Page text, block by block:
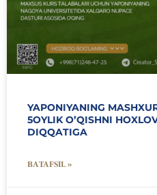
YAPONIYANING
5OYLIK O’QISHNI
DIQQATIGA
BATAFSIL »